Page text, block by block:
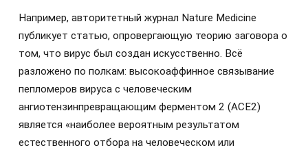
Например, авторитетный журнал Nature Medicine
публикует статью, опровергающую теорию заговора о
том, что вирус был создан искусственно. Всё
разложено по полкам: высокоаффинное связывание
пепломеров вируса с человеческим
ангиотензинпревращающим ферментом 2 (ACE2)
является «наиболее вероятным результатом
естественного отбора на человеческом или